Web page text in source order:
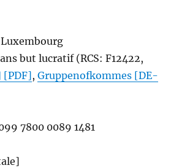
but lucratif (RCS: F12422,
[PDF],Gruppenofkommes [DE-
7800 0089 1481